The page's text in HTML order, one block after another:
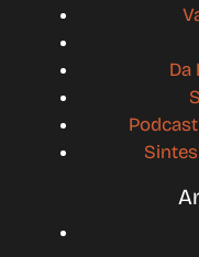
Da